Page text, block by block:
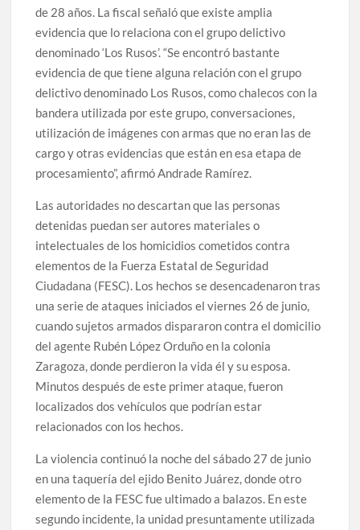
de 28 años. La fiscal señaló que existe amplia
evidencia que lo relaciona con el grupo delictivo
denominado ‘Los Rusos’. “Se encontró bastante
evidencia de que tiene alguna relación con el grupo
delictivo denominado Los Rusos, como chalecos con la
bandera utilizada por este grupo, conversaciones,
utilización de imágenes con armas que no eran las de
cargo y otras evidencias que están en esa etapa de
procesamiento”, afirmó Andrade Ramírez.
Las autoridades no descartan que las personas
detenidas puedan ser autores materiales o
intelectuales de los homicidios cometidos contra
elementos de la Fuerza Estatal de Seguridad
Ciudadana (FESC). Los hechos se desencadenaron tras
una serie de ataques iniciados el viernes 26 de junio,
cuando sujetos armados dispararon contra el domicilio
del agente Rubén López Orduño en la colonia
Zaragoza, donde perdieron la vida él y su esposa.
Minutos después de este primer ataque, fueron
localizados dos vehículos que podrían estar
relacionados con los hechos.
La violencia continuó la noche del sábado 27 de junio
en una taquería del ejido Benito Juárez, donde otro
elemento de la FESC fue ultimado a balazos. En este
segundo incidente, la unidad presuntamente utilizada